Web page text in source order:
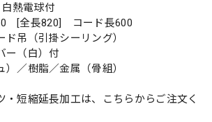
熱電球付
[全長820] コード長600
吊（引掛シーリング）
（白）付
／樹脂／金属（骨組）
短縮延長加工は、こちらからご注文く